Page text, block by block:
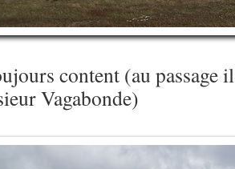
content (au passage
Vagabonde)